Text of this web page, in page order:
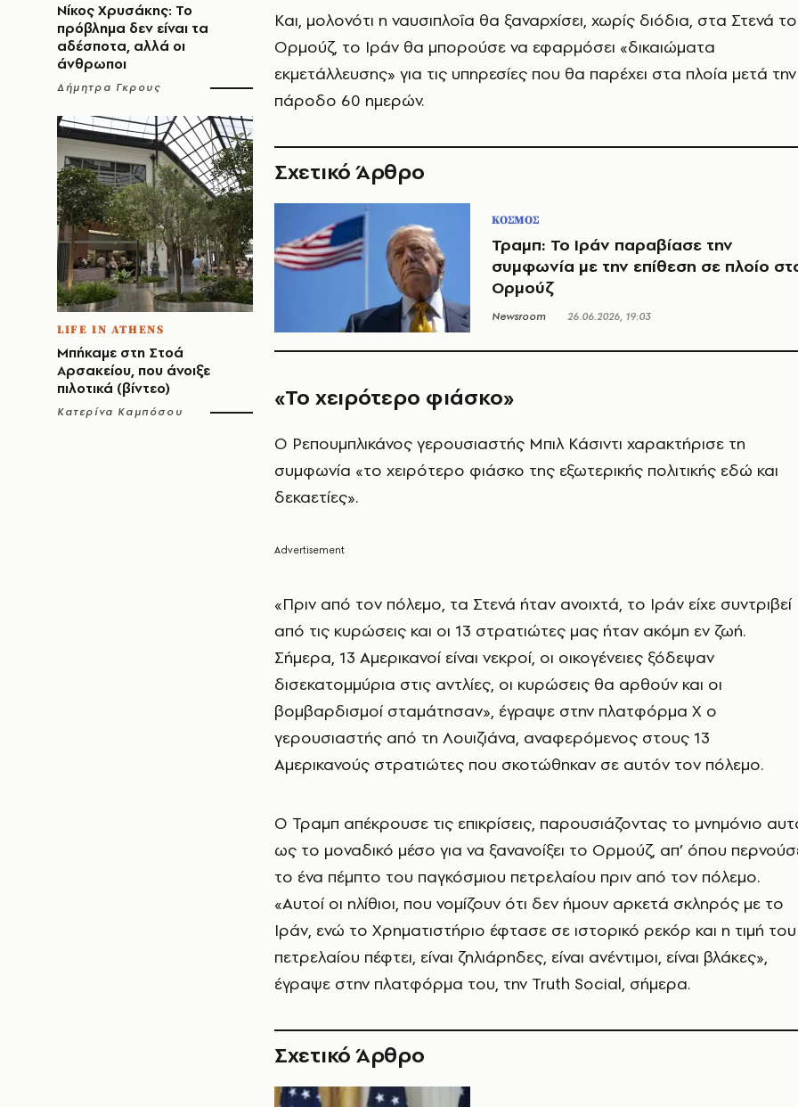
Νίκος Χρυσάκης: Το
πρόβλημα δεν είναι τα
αδέσποτα, αλλά οι
άνθρωποι
Δήμητρα Γκρους
LIFE IN ATHENS
Μπήκαμε στη Στοά
Αρσακείου, που άνοιξε
πιλοτικά (βίντεο)
Κατερίνα Καμπόσου
Και, μολονότι η ναυσιπλοΐα θα ξαναρχίσει, χωρίς διόδια, στα Στενά
Ορμούζ, το Ιράν θα μπορούσε να εφαρμόσει «δικαιώματα
εκμετάλλευσης» για τις υπηρεσίες που θα παρέχει στα πλοία μετά την
πάροδο 60 ημερών.
Σχετικό Άρθρο
ΚΟΣΜΟΣ
Τραμπ: Το Ιράν παραβίασε την
συμφωνία με την επίθεση σε πλοίο
Ορμούζ
Newsroom 26.06.2026, 19:03
«Το χειρότερο φιάσκο»
Ο Ρεπουμπλικάνος γερουσιαστής Μπιλ Κάσιντι χαρακτήρισε τη
συμφωνία «το χειρότερο φιάσκο της εξωτερικής πολιτικής εδώ και
δεκαετίες».
«Πριν από τον πόλεμο, τα Στενά ήταν ανοιχτά, το Ιράν είχε συντριβεί
από τις κυρώσεις και οι 13 στρατιώτες μας ήταν ακόμη εν ζωή.
Σήμερα, 13 Αμερικανοί είναι νεκροί, οι οικογένειες ξόδεψαν
δισεκατομμύρια στις αντλίες, οι κυρώσεις θα αρθούν και οι
βομβαρδισμοί σταμάτησαν», έγραψε στην πλατφόρμα Χ ο
γερουσιαστής από τη Λουιζιάνα, αναφερόμενος στους 13
Αμερικανούς στρατιώτες που σκοτώθηκαν σε αυτόν τον πόλεμο.
Ο Τραμπ απέκρουσε τις επικρίσεις, παρουσιάζοντας το μνημόνιο
ως το μοναδικό μέσο για να ξανανοίξει το Ορμούζ, απ’ όπου
το ένα πέμπτο του παγκόσμιου πετρελαίου πριν από τον πόλεμο.
«Αυτοί οι ηλίθιοι, που νομίζουν ότι δεν ήμουν αρκετά σκληρός με το
Ιράν, ενώ το Χρηματιστήριο έφτασε σε ιστορικό ρεκόρ και η τιμή του
πετρελαίου πέφτει, είναι ζηλιάρηδες, είναι ανέντιμοι, είναι βλάκες»,
έγραψε στην πλατφόρμα του, την Truth Social, σήμερα.
Σχετικό Άρθρο